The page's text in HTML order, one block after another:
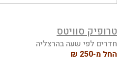
טרופיק סוויטס
חדרים לפי שעה בהרצליה
החל מ-250 ₪